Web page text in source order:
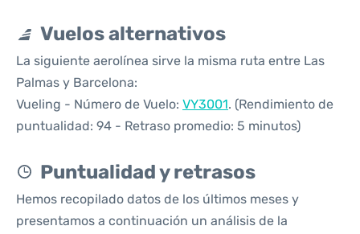
Vuelos alternativos
La siguiente aerolínea sirve la misma ruta entre Las
Palmas y Barcelona:
Vueling - Número de Vuelo: VY3001. (Rendimiento de
puntualidad: 94 - Retraso promedio: 5 minutos)
Puntualidad y retrasos
Hemos recopilado datos de los últimos meses y
presentamos a continuación un análisis de la